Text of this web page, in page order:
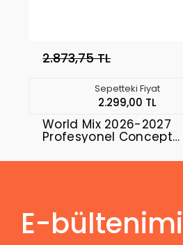
2.873,75 TL
Sepetteki Fiyat
2.299,00 TL
World Mix 2026-2027
Profesyonel Concept
E-